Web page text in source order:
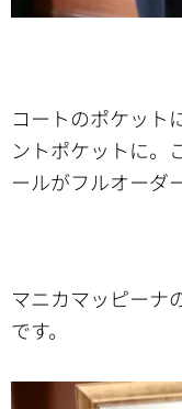
コートのポケット
ントポケットに。
ールがフルオーダ
マニカマッピーナ
です。